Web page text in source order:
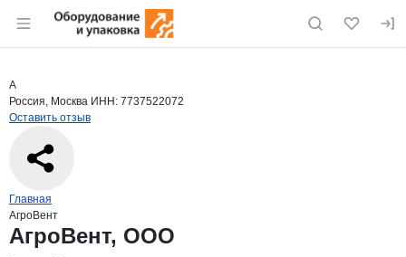
Раздел навигации по сайту eqinfo.ru
Страница компании
Страница компании
Краткая информация о компании
А
Россия, Москва ИНН: 7737522072
Оставить отзыв
Навигация по сайту
Главная
АгроВент
Основная информация о компании
АгроВент, ООО